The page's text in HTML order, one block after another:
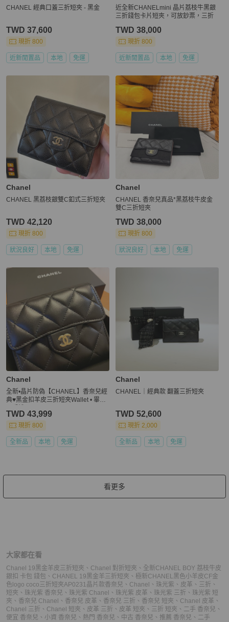
CHANEL 經典口蓋三折短夾 - 黑金
TWD 37,600
現折 800
近新閒置品 本地 免運
近全新CHANELmini 晶片荔枝牛黑銀
三折錢包卡片短夾，可放鈔票，三折
TWD 38,000
現折 800
近新閒置品 本地 免運
Chanel
CHANEL 黑荔枝銀雙C釦式三折短夾
TWD 42,120
現折 800
狀況良好 本地 免運
Chanel
CHANEL 香奈兒真品*黑荔枝牛皮金
雙C三折短夾
TWD 38,000
現折 800
狀況良好 本地 免運
Chanel
全新•晶片防偽【CHANEL】香奈兒經
典♥︎黑金扣羊皮三折短夾Wallet • 畢業
TWD 43,999
現折 800
全新品 本地 免運
Chanel
CHANEL｜經典款 翻蓋三折短夾
TWD 52,600
現折 2,000
全新品 本地 免運
看更多
大家都在看
Chanel 19黑金羊皮三折短夾 、 Chanel 對折短夾 、 全新CHANEL BOY 荔枝牛皮
銀扣 卡包 錢包 、 CHANEL 19黑金羊三折短夾 、 極新CHANEL黑色小羊皮CF金
色logo coco三折短夾AP0231晶片款香奈兒 、 Chanel 、 珠光紫 、 皮革 、 三折 、
短夾 、 珠光紫 香奈兒 、 珠光紫 Chanel 、 珠光紫 皮革 、 珠光紫 三折 、 珠光紫 短
夾 、 香奈兒 Chanel 、 香奈兒 皮革 、 香奈兒 三折 、 香奈兒 短夾 、 Chanel 皮革 、
Chanel 三折 、 Chanel 短夾 、 皮革 三折 、 皮革 短夾 、 三折 短夾 、 二手 香奈兒 、
便宜 香奈兒 、 小資 香奈兒 、 熱門 香奈兒 、 中古 香奈兒 、 推薦 香奈兒 、 二手